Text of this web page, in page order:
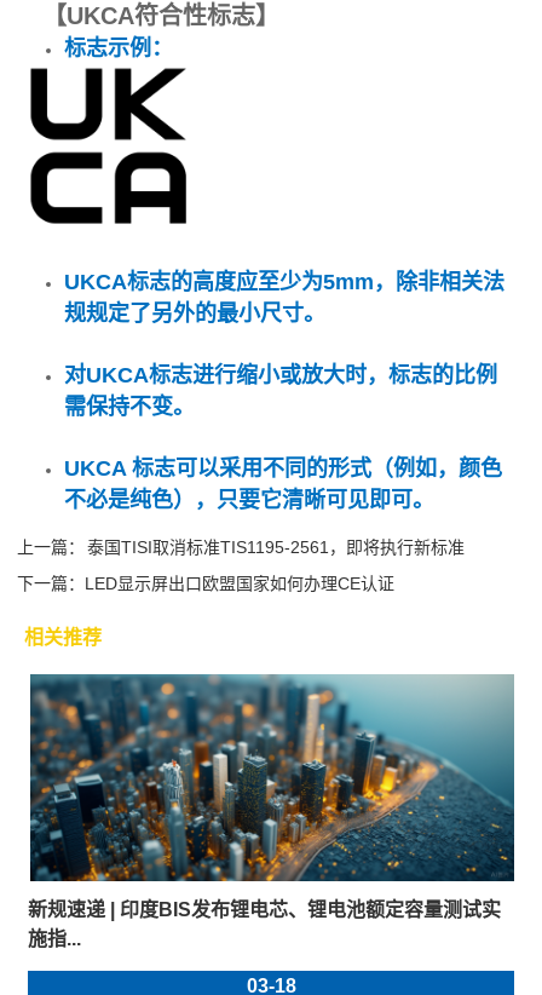
【UKCA符合性标志】
标志示例：
UKCA标志的高度应至少为5mm，除非相关法
规规定了另外的最小尺寸。
对UKCA标志进行缩小或放大时，标志的比例
需保持不变。
UKCA 标志可以采用不同的形式（例如，颜色
不必是纯色），只要它清晰可见即可。
上一篇：
泰国TISI取消标准TIS1195-2561，即将执行新标准
下一篇： LED显示屏出口欧盟国家如何办理CE认证
相关推荐
新规速递 | 印度BIS发布锂电芯、锂电池额定容量测试实
施指...
03-18